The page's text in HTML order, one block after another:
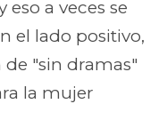
a veces se
el lado positivo,
"sin dramas"
la mujer